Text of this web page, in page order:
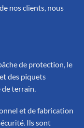
nos clients, nous
de protection, le
des piquets
terrain.
et de fabrication
Ils sont